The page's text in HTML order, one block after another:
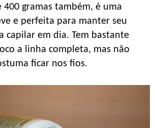
400 gramas também, é uma
e perfeita para manter seu
capilar em dia. Tem bastante
a linha completa, mas não
ficar nos fios.